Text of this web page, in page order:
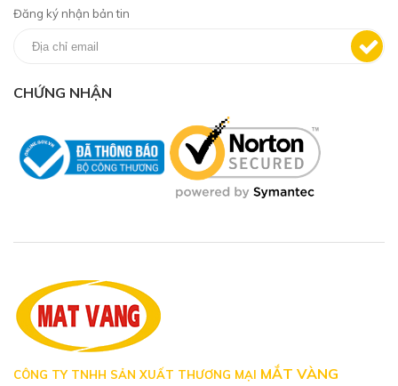
Đăng ký nhận bản tin
CHỨNG NHẬN
CÔNG TY TNHH SẢN XUẤT THƯƠNG MẠI MẮT VÀNG